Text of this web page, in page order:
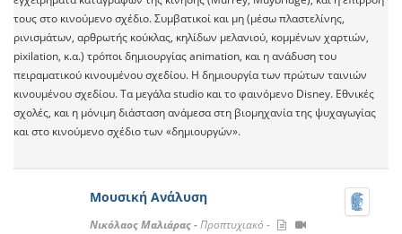
τους στο κινούμενο σχέδιο. Συμβατικοί και μη (μέσω πλαστελίνης,
ρινισμάτων, αρθρωτής κούκλας, κηλίδων μελανιού, κομμένων χαρτιών,
pixilation, κ.α.) τρόποι δημιουργίας animation, και η ανάδυση του
πειραματικού κινουμένου σχεδίου. Η δημιουργία των πρώτων ταινιών
κινουμένου σχεδίου. Tα μεγάλα studio και το φαινόμενο Disney. Εθνικές
σχολές, και η μόνιμη διάσταση ανάμεσα στη βιομηχανία της ψυχαγωγίας
και στο κινούμενο σχέδιο των «δημιουργών».
Μουσική Ανάλυση
Νικόλαος Μαλιάρας -Προπτυχιακό -